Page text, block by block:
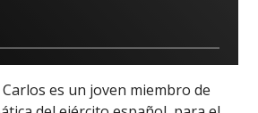
es un joven miembro de